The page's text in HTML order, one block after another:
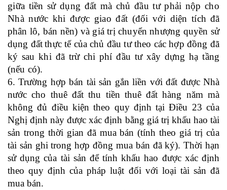
giữa tiền sử dụng đất mà chủ đầu tư phải nộp cho
Nhà nước khiđược giao đất (đối với diện tích đã
phân lô, bán nền) và giá trị chuyển nhượng quyền sử
dụng đất thực tế của chủ đầu tưtheo cáchợp đồng đã
ký sau khi đã trừ chi phí đầu tư xây dựng hạ tầng
(nếu có).
6. Trường hợp bán tài sản gắn liền với đất được Nhà
nước cho thuê đất thu tiền thuê đất hàng năm mà
không đủ điều kiện theo quy định tại Điều 23 của
Nghị địnhnàyđược xác định bằng giá trịkhấu hao tài
sản trong thời gian đã mua bán (tính theo giá trị của
tài sản ghi trong hợp đồng mua bán đã ký). Thời hạn
sử dụng của tài sản để tính khấu hao được xác định
theo quy định của pháp luật đối với loại tài sản đã
mua bán.